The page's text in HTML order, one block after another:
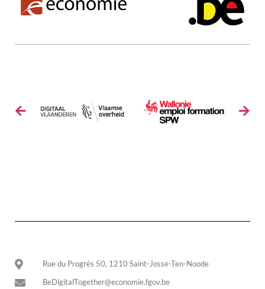
Rue du Progrès 50, 1210 Saint-Josse-Ten-Noode
BeDigitalTogether@economie.fgov.be